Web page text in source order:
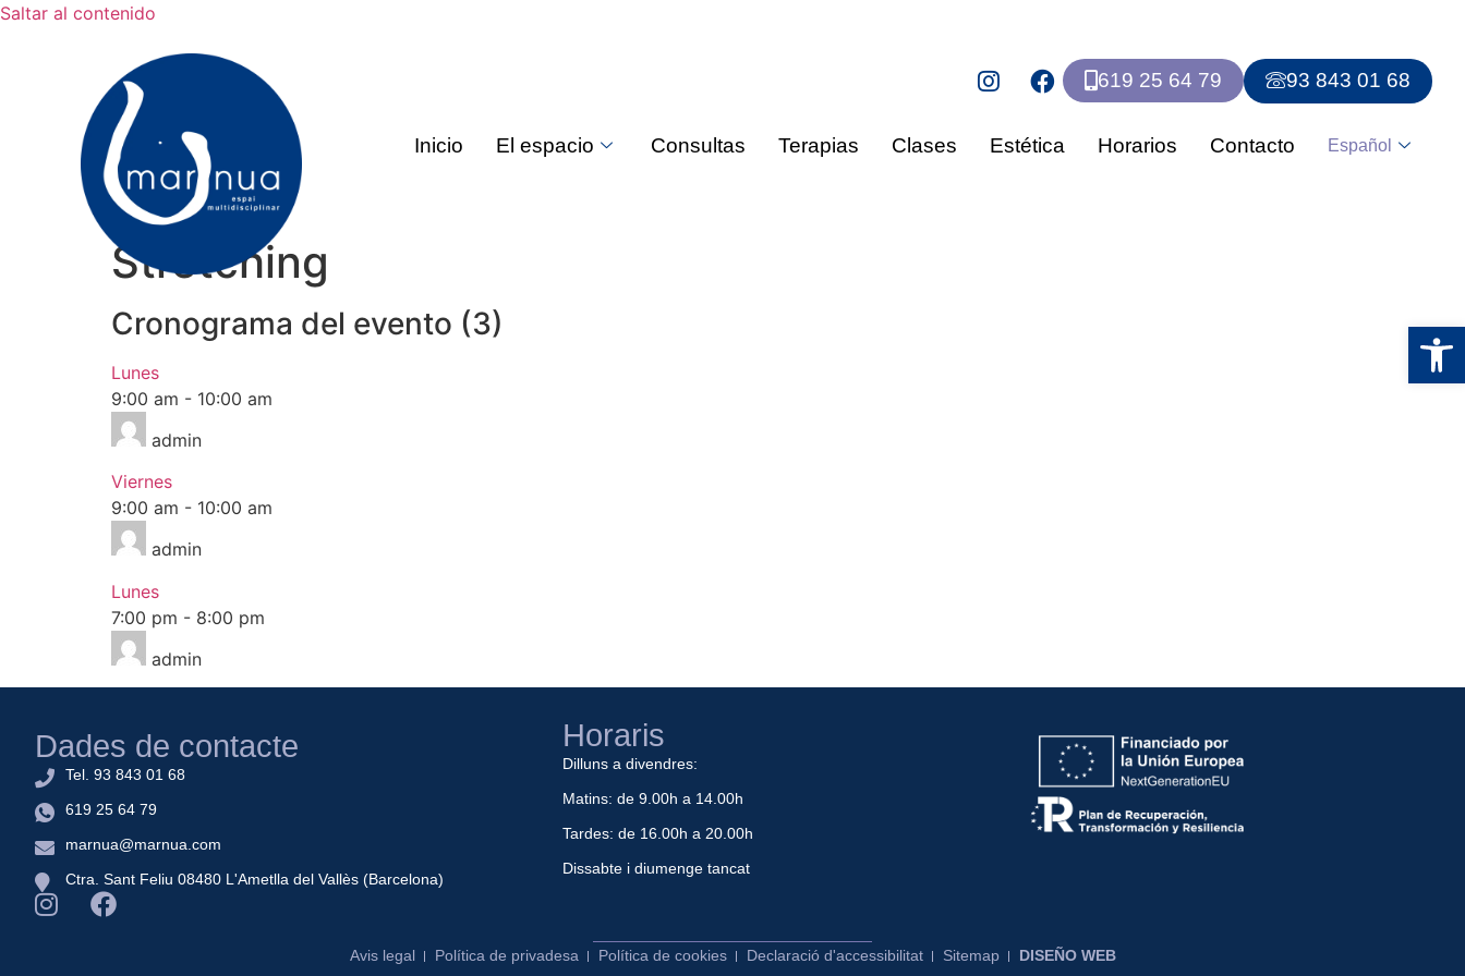
Saltar al contenido
619 25 64 79 93 843 01 68
Inicio El espacio Consultas Terapias Clases Estética Horarios Contacto Español
Stretching
Cronograma del evento (3)
Lunes
9:00 am - 10:00 am
admin
Viernes
9:00 am - 10:00 am
admin
Lunes
7:00 pm - 8:00 pm
admin
Dades de contacte
Tel. 93 843 01 68
619 25 64 79
marnua@marnua.com
Ctra. Sant Feliu 08480 L'Ametlla del Vallès (Barcelona)
Horaris
Dilluns a divendres:
Matins: de 9.00h a 14.00h
Tardes: de 16.00h a 20.00h
Dissabte i diumenge tancat
Avis legal Política de privadesa Política de cookies Declaració d'accessibilitat Sitemap DISEÑO WEB
Abrir